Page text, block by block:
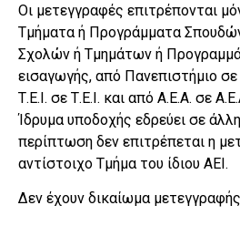
Οι μετεγγραφές επιτρέπονται
Τμήματα ή Προγράμματα
Σχολών ή Τμημάτων ή
εισαγωγής, από Πανεπιστήμιο
Τ.Ε.Ι. σε Τ.Ε.Ι. και από Α.Ε.Α. σε
Ίδρυμα υποδοχής εδρεύει σε
περίπτωση δεν επιτρέπεται η
αντίστοιχο Τμήμα του ίδιου ΑΕΙ.
Δεν έχουν δικαίωμα